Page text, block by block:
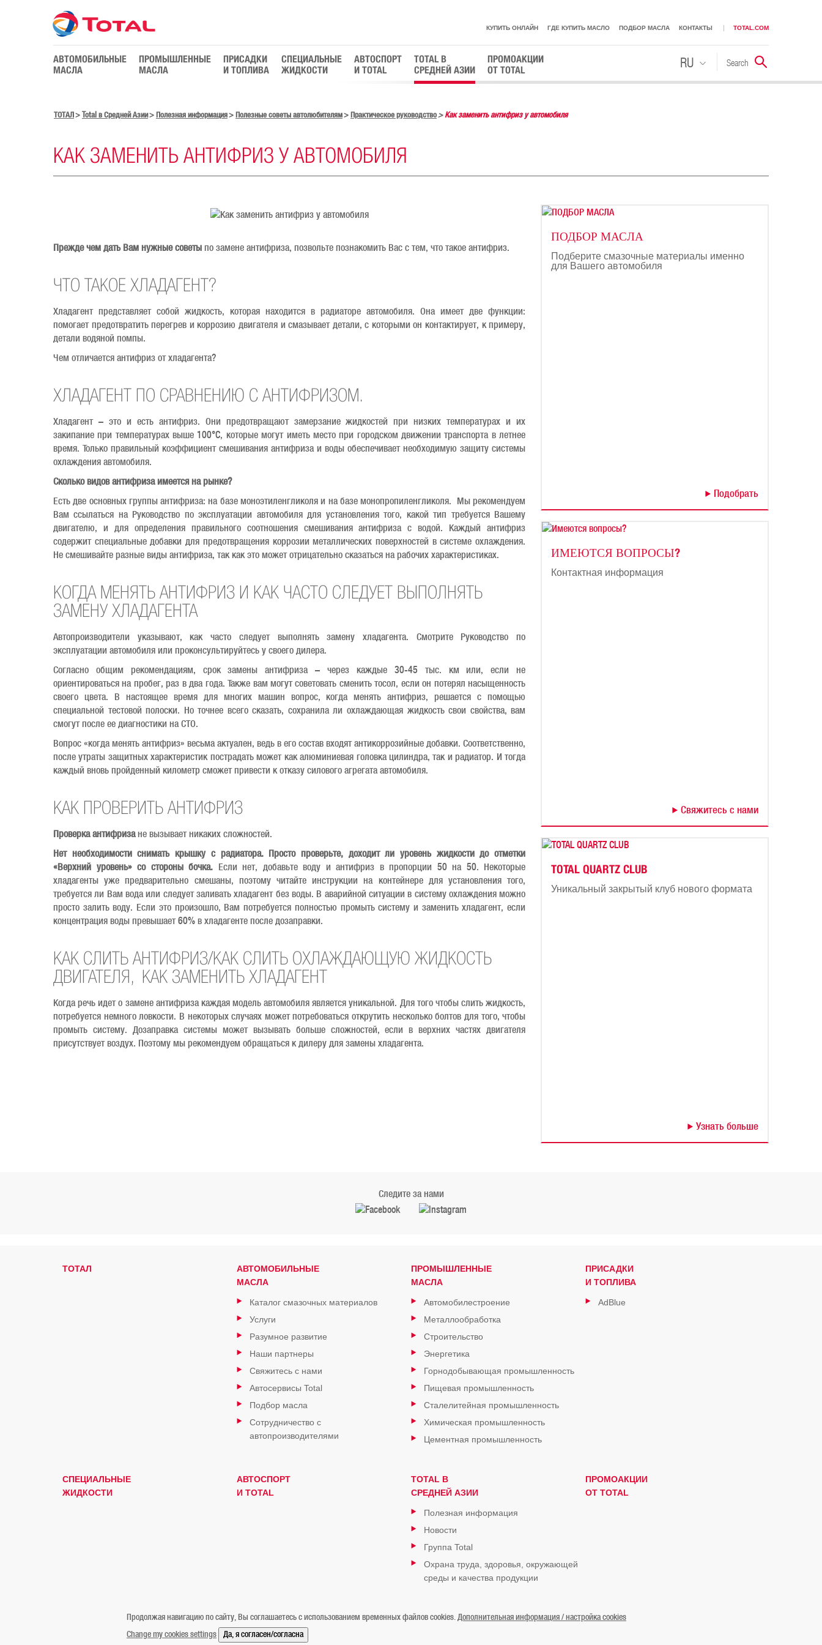
КУПИТЬ ОНЛАЙН ГДЕ КУПИТЬ МАСЛО ПОДБОР МАСЛА КОНТАКТЫ TOTAL.COM
АВТОМОБИЛЬНЫЕ
МАСЛА
ПРОМЫШЛЕННЫЕ
МАСЛА
ПРИСАДКИ
И ТОПЛИВА
СПЕЦИАЛЬНЫЕ
ЖИДКОСТИ
АВТОСПОРТ
И TOTAL
TOTAL В
СРЕДНЕЙ АЗИИ
ПРОМОАКЦИИ
ОТ TOTAL
RU
KK
Search Поиск
ТОТАЛ Total в Средней Азии Полезная информация Полезные советы автолюбителям Практическое руководство Как заменить антифриз у автомобиля
КАК ЗАМЕНИТЬ АНТИФРИЗ У АВТОМОБИЛЯ
Прежде чем дать Вам нужные советы по замене антифриза, позвольте познакомить Вас с тем, что такое антифриз.
ЧТО ТАКОЕ ХЛАДАГЕНТ?
Хладагент представляет собой жидкость, которая находится в радиаторе автомобиля. Она имеет две функции:
помогает предотвратить перегрев и коррозию двигателя и смазывает детали, с которыми он контактирует, к примеру,
детали водяной помпы.
Чем отличается антифриз от хладагента?
ХЛАДАГЕНТ ПО СРАВНЕНИЮ С АНТИФРИЗОМ.
Хладагент – это и есть антифриз. Они предотвращают замерзание жидкостей при низких температурах и их
закипание при температурах выше 100°C, которые могут иметь место при городском движении транспорта в летнее
время. Только правильный коэффициент смешивания антифриза и воды обеспечивает необходимую защиту системы
охлаждения автомобиля.
Сколько видов антифриза имеется на рынке?
Есть две основных группы антифриза: на базе моноэтиленгликоля и на базе монопропиленгликоля. Мы рекомендуем
Вам ссылаться на Руководство по эксплуатации автомобиля для установления того, какой тип требуется Вашему
двигателю, и для определения правильного соотношения смешивания антифриза с водой. Каждый антифриз
содержит специальные добавки для предотвращения коррозии металлических поверхностей в системе охлаждения.
Не смешивайте разные виды антифриза, так как это может отрицательно сказаться на рабочих характеристиках.
КОГДА МЕНЯТЬ АНТИФРИЗ И КАК ЧАСТО СЛЕДУЕТ ВЫПОЛНЯТЬ
ЗАМЕНУ ХЛАДАГЕНТА
Автопроизводители указывают, как часто следует выполнять замену хладагента. Смотрите Руководство по
эксплуатации автомобиля или проконсультируйтесь у своего дилера.
Согласно общим рекомендациям, срок замены антифриза – через каждые 30-45 тыс. км или, если не
ориентироваться на пробег, раз в два года. Также вам могут советовать сменить тосол, если он потерял насыщенность
своего цвета. В настоящее время для многих машин вопрос, когда менять антифриз, решается с помощью
специальной тестовой полоски. Но точнее всего сказать, сохранила ли охлаждающая жидкость свои свойства, вам
смогут после ее диагностики на СТО.
Вопрос «когда менять антифриз» весьма актуален, ведь в его состав входят антикоррозийные добавки. Соответственно,
после утраты защитных характеристик пострадать может как алюминиевая головка цилиндра, так и радиатор. И тогда
каждый вновь пройденный километр сможет привести к отказу силового агрегата автомобиля.
КАК ПРОВЕРИТЬ АНТИФРИЗ
Проверка антифризане вызывает никаких сложностей.
Нет необходимости снимать крышку с радиатора. Просто проверьте, доходит ли уровень жидкости до отметки
«Верхний уровень» со стороны бочка. Если нет, добавьте воду и антифриз в пропорции 50 на 50. Некоторые
хладагенты уже предварительно смешаны, поэтому читайте инструкции на контейнере для установления того,
требуется ли Вам вода или следует заливать хладагент без воды. В аварийной ситуации в систему охлаждения можно
просто залить воду. Если это произошло, Вам потребуется полностью промыть систему и заменить хладагент, если
концентрация воды превышает 60% в хладагенте после дозаправки.
КАК СЛИТЬ АНТИФРИЗ/КАК СЛИТЬ ОХЛАЖДАЮЩУЮ ЖИДКОСТЬ
ДВИГАТЕЛЯ, КАК ЗАМЕНИТЬ ХЛАДАГЕНТ
Когда речь идет о замене антифриза каждая модель автомобиля является уникальной. Для того чтобы слить жидкость,
потребуется немного ловкости. В некоторых случаях может потребоваться открутить несколько болтов для того, чтобы
промыть систему. Дозаправка системы может вызывать больше сложностей, если в верхних частях двигателя
присутствует воздух. Поэтому мы рекомендуем обращаться к дилеру для замены хладагента.
ПОДБОР МАСЛА
Подберите смазочные материалы именно
для Вашего автомобиля
Подобрать
ИМЕЮТСЯ ВОПРОСЫ?
Контактная информация
Свяжитесь с нами
TOTAL QUARTZ CLUB
Уникальный закрытый клуб нового формата
Узнать больше
Следите за нами
ТОТАЛ
АВТОМОБИЛЬНЫЕ
МАСЛА
Каталог смазочных материалов
Услуги
Разумное развитие
Наши партнеры
Свяжитесь с нами
Автосервисы Total
Подбор масла
Сотрудничество с
автопроизводителями
ПРОМЫШЛЕННЫЕ
МАСЛА
Автомобилестроение
Металлообработка
Строительство
Энергетика
Горнодобывающая промышленность
Пищевая промышленность
Сталелитейная промышленность
Химическая промышленность
Цементная промышленность
ПРИСАДКИ
И ТОПЛИВА
AdBlue
СПЕЦИАЛЬНЫЕ
ЖИДКОСТИ
АВТОСПОРТ
И TOTAL
TOTAL В
СРЕДНЕЙ АЗИИ
Полезная информация
Новости
Группа Total
Охрана труда, здоровья, окружающей
среды и качества продукции
ПРОМОАКЦИИ
ОТ TOTAL
Официальное уведомление Cookies Контакты
Продолжая навигацию по сайту, Вы соглашаетесь с использованием временных файлов cookies. Дополнительная информация / настройка cookies
Change my cookies settings
Да, я согласен/согласна